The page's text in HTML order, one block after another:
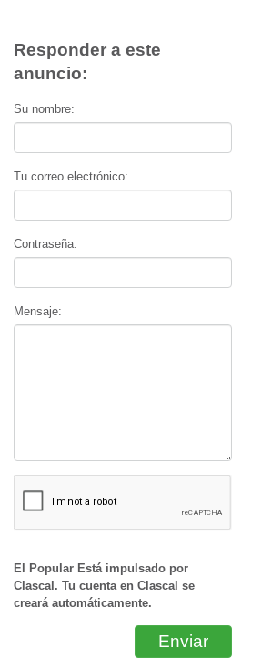
Responder a este
anuncio:
Su nombre:
Tu correo electrónico:
Contraseña:
Mensaje:
El Popular Está impulsado por
Clascal. Tu cuenta en Clascal se
creará automáticamente.
Enviar